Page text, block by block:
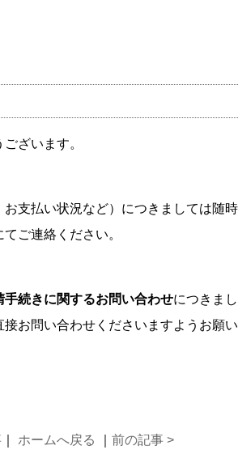
ざいます。
お支払い状況など）につきましては随
ご連絡ください。
続きに関するお問い合わせにつきま
お問い合わせくださいますようお願い
ホームへ戻る 前の記事 >